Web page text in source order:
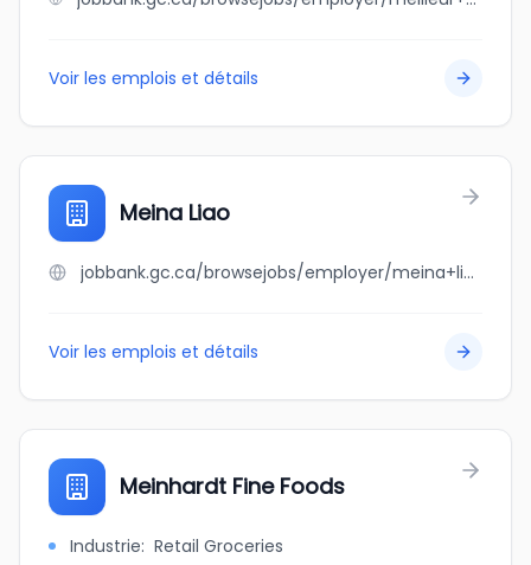
Voir les emplois et détails
Meina Liao
jobbank.gc.ca/browsejobs/employer/meina+liao/ca
Voir les emplois et détails
Meinhardt Fine Foods
Industrie: Retail Groceries